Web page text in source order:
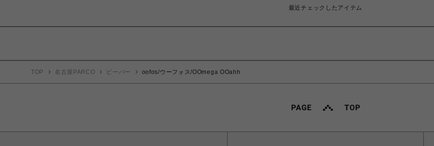
最近チェックしたアイテム
TOP 名古屋PARCO ビーバー oofos/ウーフォス/OOmega OOahh